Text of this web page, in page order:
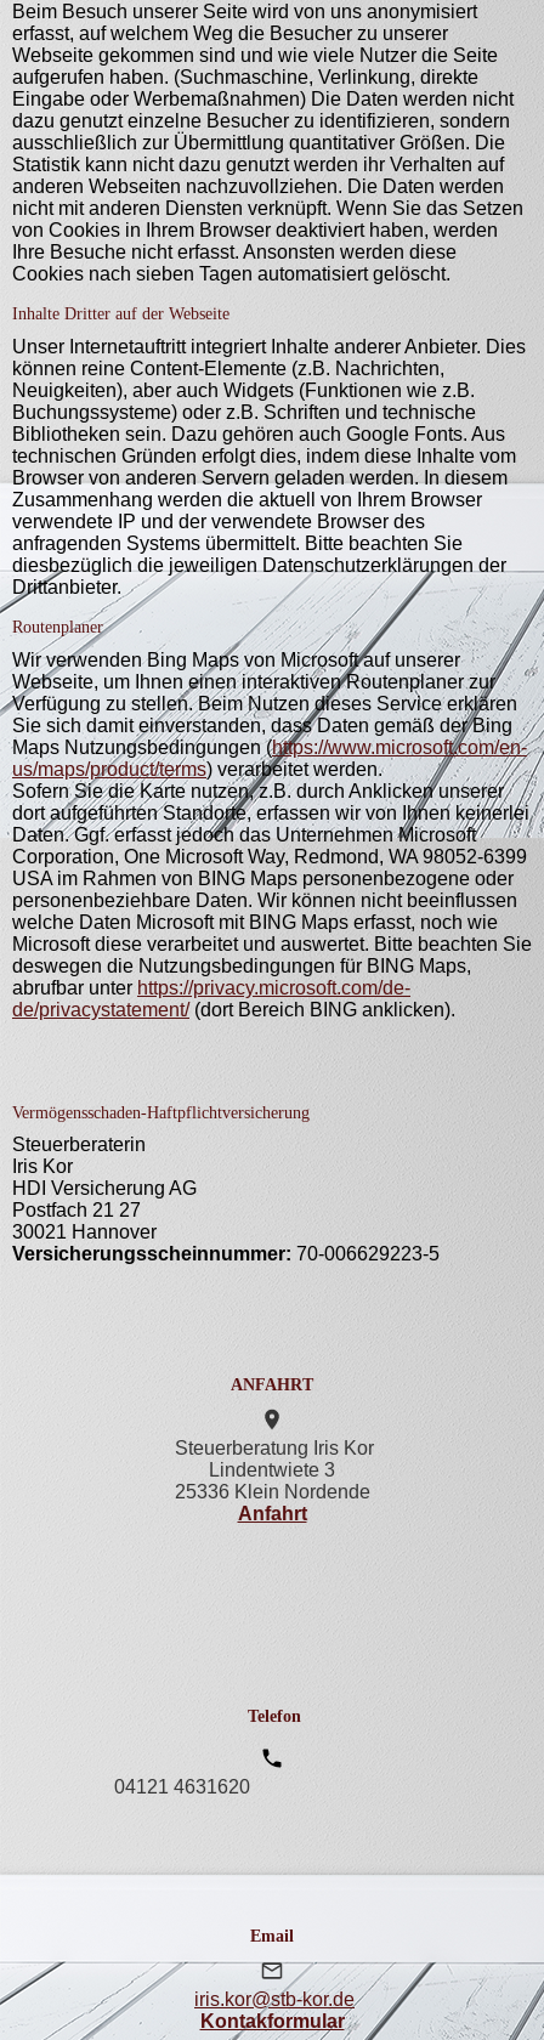
Beim Besuch unserer Seite wird von uns anonymisiert
erfasst, auf welchem Weg die Besucher zu unserer
Webseite gekommen sind und wie viele Nutzer die Seite
aufgerufen haben. (Suchmaschine, Verlinkung, direkte
Eingabe oder Werbemaßnahmen) Die Daten werden nicht
dazu genutzt einzelne Besucher zu identifizieren, sondern
ausschließlich zur Übermittlung quantitativer Größen. Die
Statistik kann nicht dazu genutzt werden ihr Verhalten auf
anderen Webseiten nachzuvollziehen. Die Daten werden
nicht mit anderen Diensten verknüpft. Wenn Sie das Setzen
von Cookies in Ihrem Browser deaktiviert haben, werden
Ihre Besuche nicht erfasst. Ansonsten werden diese
Cookies nach sieben Tagen automatisiert gelöscht.
Inhalte Dritter auf der Webseite
Unser Internetauftritt integriert Inhalte anderer Anbieter. Dies
können reine Content-Elemente (z.B. Nachrichten,
Neuigkeiten), aber auch Widgets (Funktionen wie z.B.
Buchungssysteme) oder z.B. Schriften und technische
Bibliotheken sein. Dazu gehören auch Google Fonts. Aus
technischen Gründen erfolgt dies, indem diese Inhalte vom
Browser von anderen Servern geladen werden. In diesem
Zusammenhang werden die aktuell von Ihrem Browser
verwendete IP und der verwendete Browser des
anfragenden Systems übermittelt. Bitte beachten Sie
diesbezüglich die jeweiligen Datenschutzerklärungen der
Drittanbieter.
Routenplaner
Wir verwenden Bing Maps von Microsoft auf unserer
Webseite, um Ihnen einen interaktiven Routenplaner zur
Verfügung zu stellen. Beim Nutzen dieses Service erklären
Sie sich damit einverstanden, dass Daten gemäß der Bing
Maps Nutzungsbedingungen (https://www.microsoft.com/en-
us/maps/product/terms) verarbeitet werden.
Sofern Sie die Karte nutzen, z.B. durch Anklicken unserer
dort aufgeführten Standorte, erfassen wir von Ihnen keinerlei
Daten. Ggf. erfasst jedoch das Unternehmen Microsoft
Corporation, One Microsoft Way, Redmond, WA 98052-6399
USA im Rahmen von BING Maps personenbezogene oder
personenbeziehbare Daten. Wir können nicht beeinflussen
welche Daten Microsoft mit BING Maps erfasst, noch wie
Microsoft diese verarbeitet und auswertet. Bitte beachten Sie
deswegen die Nutzungsbedingungen für BING Maps,
abrufbar unter https://privacy.microsoft.com/de-
de/privacystatement/(dort Bereich BING anklicken).
Vermögensschaden-Haftpflichtversicherung
Steuerberaterin
Iris Kor
HDI Versicherung AG
Postfach 21 27
30021 Hannover
Versicherungsscheinnummer: 70-006629223-5
ANFAHRT
Steuerberatung Iris Kor
Lindentwiete 3
25336 Klein Nordende
Anfahrt
Telefon
04121 4631620
Email
iris.kor@stb-kor.de
Kontakformular